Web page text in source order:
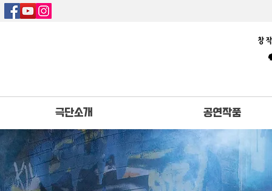
극단소개 공연작품